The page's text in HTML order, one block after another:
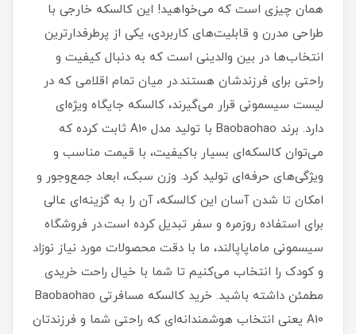
همان چیزی است که می‌خواهید! این کالسکه خارجی با
طراحی مدرن و قابلیت‌های کاربردی، یکی از پرطرفدارترین
انتخاب‌ها در بین والدینی است که به دنبال کیفیت و
راحتی برای فرزندشان هستند.در میان تمام اقلامی که در
لیست سیسمونی قرار می‌گیرند، کالسکه جایگاه ویژه‌ای
دارد. برند Baobaohao با تولید مدل A10 ثابت کرده که
می‌توان کالسکه‌ای بسیار باکیفیت، با قیمت مناسب و
ویژگی‌های حرفه‌ای تولید کرد. وزن سبک، ابعاد جمع‌وجور و
امکان تا شدن آسان این کالسکه، آن را به گزینه‌ای عالی
برای استفاده روزمره و سفر تبدیل کرده است.در فروشگاه
سیسمونی ماماپاپالند، ما با دقت محصولات مورد نیاز نوزاد
و کودک را انتخاب می‌کنیم تا شما با خیال راحت خریدی
مطمئن داشته باشید. خرید کالسکه مسافرتی Baobaohao
A10 یعنی انتخاب هوشمندانه‌ای که راحتی شما و فرزندتان